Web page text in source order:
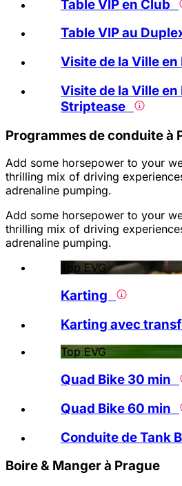
Table VIP en Club
Table VIP au
Visite de la Ville
Visite de la Ville
Striptease
Programmes de conduite à
Add some horsepower to your
thrilling mix of driving
adrenaline pumping.
Add some horsepower to your
thrilling mix of driving
adrenaline pumping.
Top EVG
Karting
Karting avec
Top EVG
Quad Bike 30 min
Quad Bike 60 min
Conduite de Tank
Boire & Manger à Prague